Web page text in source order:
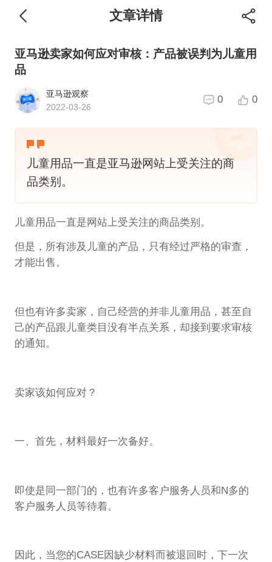
文章详情
亚马逊卖家如何应对审核：产品被误判为儿童用
品
亚马逊观察
2022-03-26
0 0
儿童用品一直是亚马逊网站上受关注的商
品类别。
儿童用品一直是网站上受关注的商品类别。
但是，所有涉及儿童的产品，只有经过严格的审查，
才能出售。
但也有许多卖家，自己经营的并非儿童用品，甚至自
己的产品跟儿童类目没有半点关系，却接到要求审核
的通知。
卖家该如何应对？
一、首先，材料最好一次备好。
即使是同一部门的，也有许多客户服务人员和N多的
客户服务人员等待着。
因此，当您的CASE因缺少材料而被退回时，下一次